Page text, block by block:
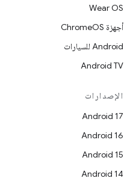
Wear OS
أجهزة ChromeOS
Android للسيارات
Android TV
الإصدارات
Android 17
Android 16
Android 15
Android 14